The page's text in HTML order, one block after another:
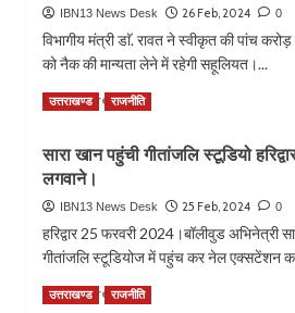
दिल्ली
से
गिरफ्तार
सुनो
पहाड़ों
की
कार्यक्रम
में
कलाकारों
बिखेरे
के
रंग….
IBN13 News Desk 26 Feb, 2024 0
विभागीय मंत्री डाॅ. रावत ने स्वीकृत की पांच करोड़
को नैक की मान्यता लेने में रहेगी सहूलियत।...
Read MoreRead
46
को
मिलेंगे
नवीन
उपकरण।
उत्तराखण्ड राजनीति
सारा खान पहुंची गीतांजलि स्टूडियो
लगवाने।
IBN13 News Desk 25 Feb, 2024 0
हरिद्वार 25 फरवरी 2024।बॉलीवुड अभिनेत्री
गीतांजलि स्टूडियोज में पहुंच कर नेल एक्सटेंशन
Read MoreRead
उत्तराखण्ड राजनीति